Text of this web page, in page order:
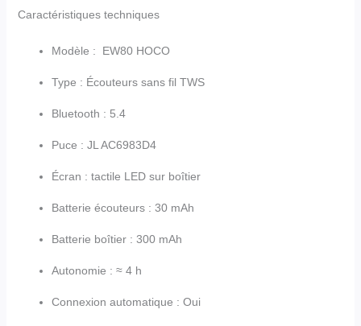
Caractéristiques techniques
Modèle : EW80 HOCO
Type : Écouteurs sans fil TWS
Bluetooth : 5.4
Puce : JL AC6983D4
Écran : tactile LED sur boîtier
Batterie écouteurs : 30 mAh
Batterie boîtier : 300 mAh
Autonomie : ≈ 4 h
Connexion automatique : Oui